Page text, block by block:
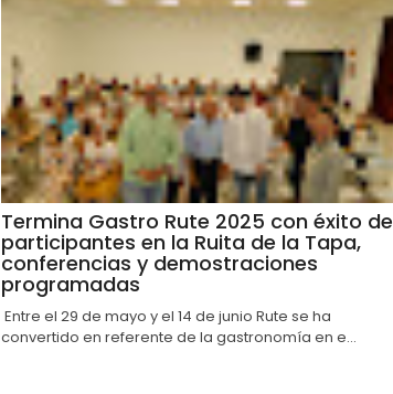
Termina Gastro Rute 2025 con éxito de
participantes en la Ruita de la Tapa,
conferencias y demostraciones
programadas
Entre el 29 de mayo y el 14 de junio Rute se ha
convertido en referente de la gastronomía en e...